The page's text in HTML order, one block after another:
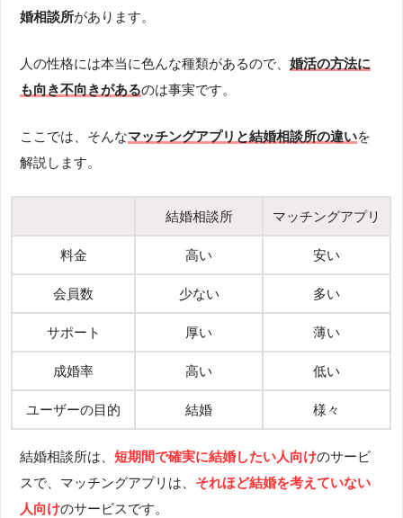
婚相談所があります。
人の性格には本当に色んな種類があるので、婚活の方法に
も向き不向きがあるのは事実です。
ここでは、そんなマッチングアプリと結婚相談所の違いを
解説します。
結婚相談所 マッチングアプリ
料金 高い 安い
会員数 少ない 多い
サポート 厚い 薄い
成婚率 高い 低い
ユーザーの目的 結婚 様々
結婚相談所は、短期間で確実に結婚したい人向けのサービ
スで、マッチングアプリは、 それほど結婚を考えていない
人向けのサービスです。